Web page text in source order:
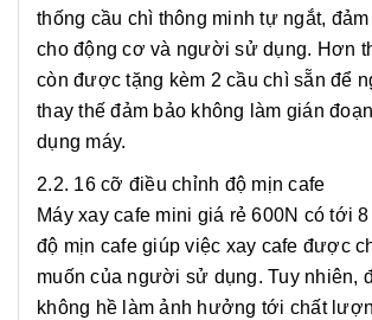
thống cầu chì thông minh tự ngắt,
cho động cơ và người sử dụng. Hơn
còn được tặng kèm 2 cầu chì sẵn để
thay thế đảm bảo không làm gián
dụng máy.
2.2. 16 cỡ điều chỉnh độ mịn cafe
Máy xay cafe mini giá rẻ 600N có tới
độ mịn cafe giúp việc xay cafe được
muốn của người sử dụng. Tuy nhiên,
không hề làm ảnh hưởng tới chất